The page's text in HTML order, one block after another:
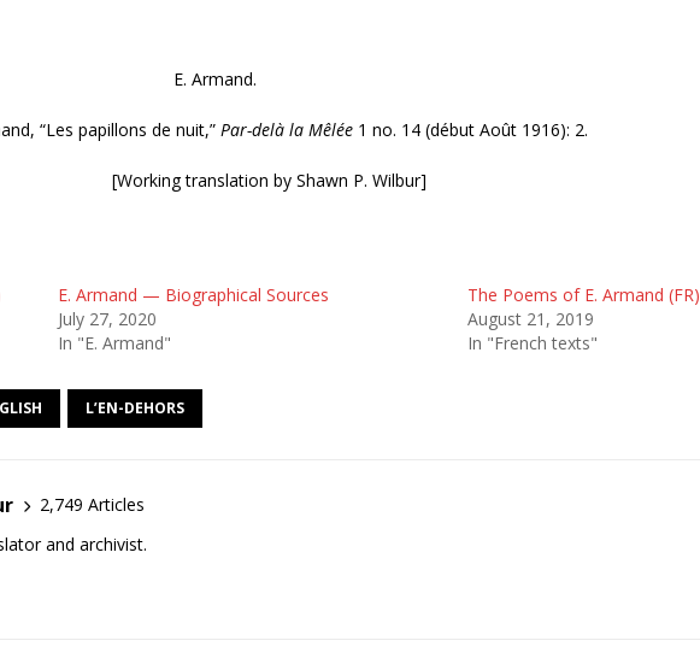
E. Armand.
“Les papillons de nuit,” Par-delà la Mêlée1 no. 14 (début Août 1916): 2.
[Working translation by Shawn P. Wilbur]
E. Armand — Biographical Sources
July 27, 2020
In "E. Armand"
The Poems of E. Armand (FR)
August 21, 2019
In "French texts"
L’EN-DEHORS
2,749 Articles
and archivist.